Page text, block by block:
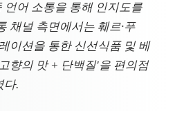
언어 소통을 통해 인지도를
채널 측면에서는 훼르·푸
이션을 통한 신선식품 및 베
향의 맛 + 단백질'을 편의점
다.